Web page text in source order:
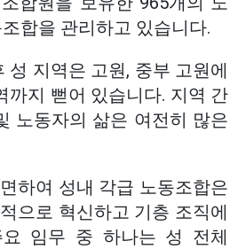
합을 관리하고 있습니다.
성 지역은 고원, 중부 고원에
까지 뻗어 있습니다. 지역 간
노동자의 삶은 여전히 많은
하여 성내 각급 노동조합은
으로 혁신하고 기층 조직에
요 임무 중 하나는 성 전체